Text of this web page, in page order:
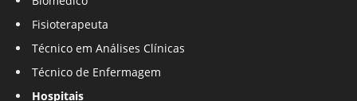
Fisioterapeuta
Técnico em Análises Clínicas
Técnico de Enfermagem
Hospitais